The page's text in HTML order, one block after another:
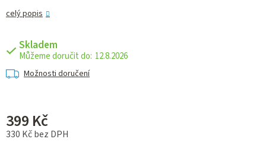
celý popis
Skladem
12.8.2026
Možnosti doručení
399 Kč
330 Kč bez DPH